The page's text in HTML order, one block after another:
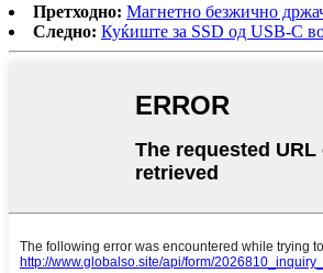
Претходно: Магнетно безжично
Следно: Куќиште за SSD од USB-C